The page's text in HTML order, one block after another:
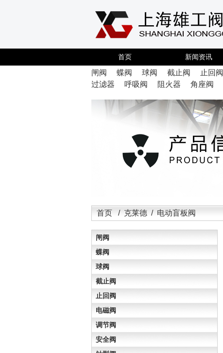
首页 新闻资讯
闸阀 蝶阀 球阀 截止阀 止回阀
过滤器
呼吸阀 阻火器 角座阀
首页 / 克莱德 / 电动盲板阀
闸阀
蝶阀
球阀
截止阀
止回阀
电磁阀
调节阀
安全阀